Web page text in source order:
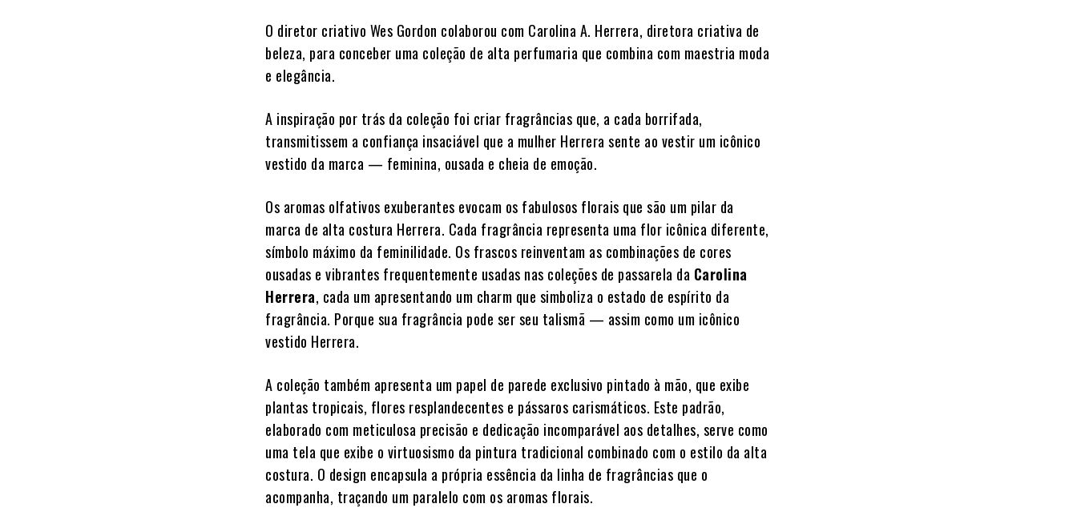
O diretor criativo Wes Gordon colaborou com Carolina A. Herrera, diretora criativa de
beleza, para conceber uma coleção de alta perfumaria que combina com maestria moda
e elegância.
A inspiração por trás da coleção foi criar fragrâncias que, a cada borrifada,
transmitissem a confiança insaciável que a mulher Herrera sente ao vestir um icônico
vestido da marca — feminina, ousada e cheia de emoção.
Os aromas olfativos exuberantes evocam os fabulosos florais que são um pilar da
marca de alta costura Herrera. Cada fragrância representa uma flor icônica diferente,
símbolo máximo da feminilidade. Os frascos reinventam as combinações de cores
ousadas e vibrantes frequentemente usadas nas coleções de passarela da Carolina
Herrera, cada um apresentando um charm que simboliza o estado de espírito da
fragrância. Porque sua fragrância pode ser seu talismã — assim como um icônico
vestido Herrera.
A coleção também apresenta um papel de parede exclusivo pintado à mão, que exibe
plantas tropicais, flores resplandecentes e pássaros carismáticos. Este padrão,
elaborado com meticulosa precisão e dedicação incomparável aos detalhes, serve como
uma tela que exibe o virtuosismo da pintura tradicional combinado com o estilo da alta
costura. O design encapsula a própria essência da linha de fragrâncias que o
acompanha, traçando um paralelo com os aromas florais.